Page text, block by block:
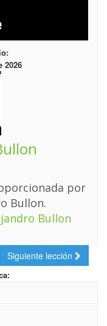
2026
por
Bullon.
Bullon
Siguiente lección